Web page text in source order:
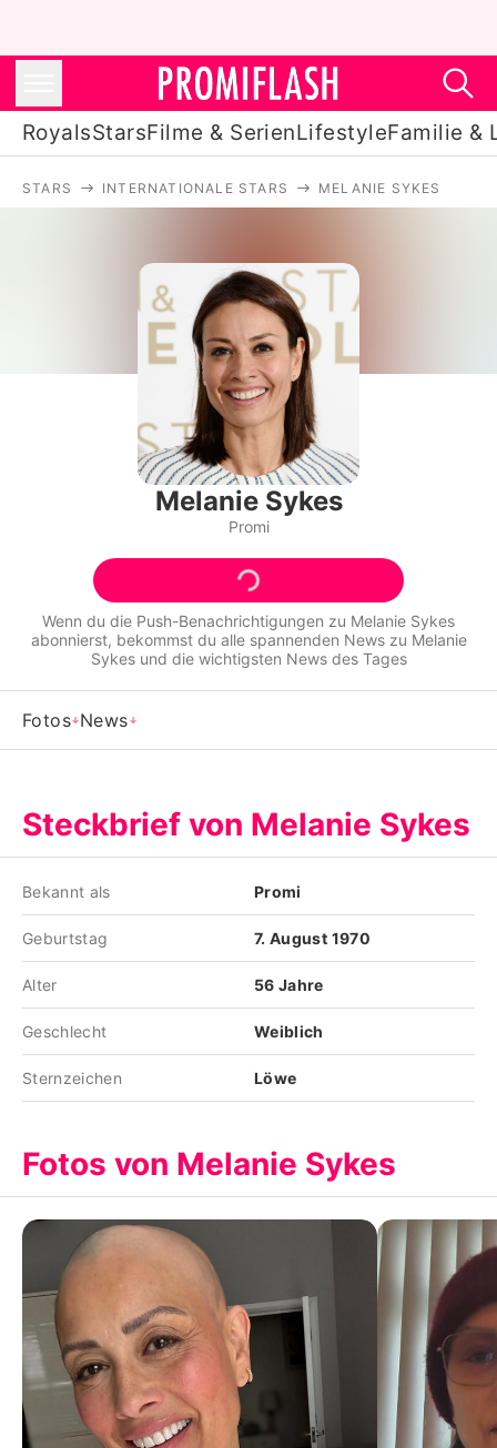
RoyalsStarsFilme & SerienLifestyleFamilie &
Filme & Serien
Lifestyle
Familie & Liebe
Promiflash Exklusiv
Alle Themen auf Promiflash
Jobs
App runterladen
Team
Impressum
Nutzungsbedingungen
Utiq verwalten
STARS INTERNATIONALE STARS MELANIE SYKES
Melanie Sykes
Promi
Wenn du die Push-Benachrichtigungen zu Melanie Sykes
abonnierst, bekommst du alle spannenden News zu Melanie
Sykesund die wichtigsten News des Tages
Fotos News
Steckbrief von Melanie Sykes
Bekannt als Promi
Geburtstag 7. August 1970
Alter 56 Jahre
Geschlecht Weiblich
Sternzeichen Löwe
Fotos von Melanie Sykes